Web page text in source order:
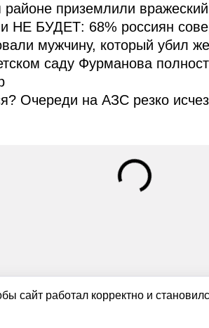
сайт работал корректно и
приземлили вражеский
НЕ БУДЕТ: 68% россиян
мужчину, который убил
саду Фурманова
Очереди на АЗС резко